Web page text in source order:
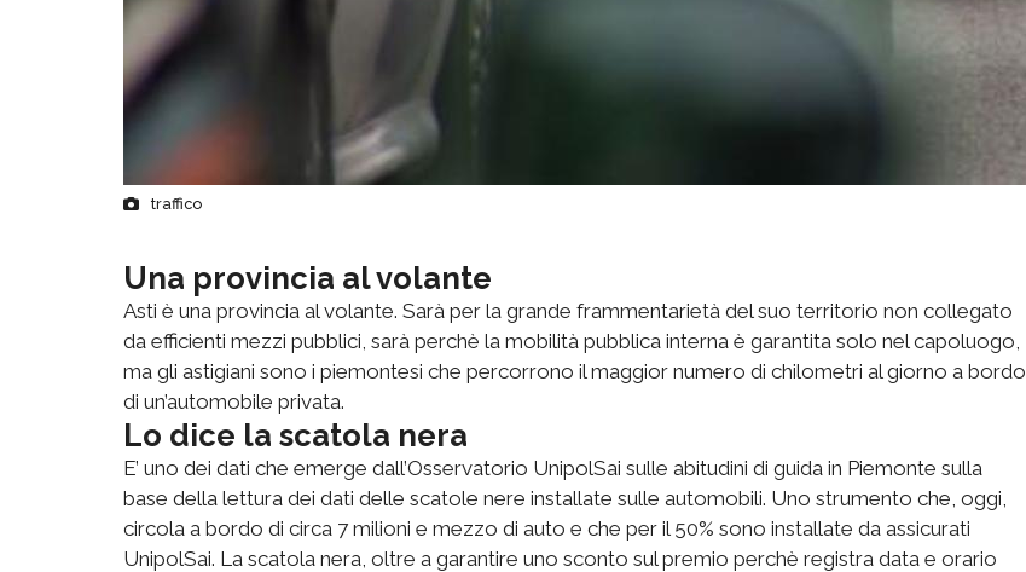
traffico
Una provincia al volante
Asti è una provincia al volante. Sarà per la grande frammentarietà del suo territorio non collegato
da efficienti mezzi pubblici, sarà perchè la mobilità pubblica interna è garantita solo nel capoluogo,
ma gli astigiani sono i piemontesi che percorrono il maggior numero di chilometri al giorno a bordo
di un’automobile privata.
Lo dice la scatola nera
E’ uno dei dati che emerge dall’Osservatorio UnipolSai sulle abitudini di guida in Piemonte sulla
base della lettura dei dati delle scatole nere installate sulle automobili. Uno strumento che, oggi,
circola a bordo di circa 7 milioni e mezzo di auto e che per il 50% sono installate da assicurati
UnipolSai. La scatola nera, oltre a garantire uno sconto sul premio perchè registra data e orario